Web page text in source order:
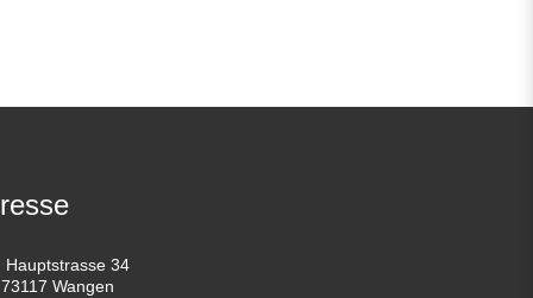
Hauptstrasse 34
73117 Wangen